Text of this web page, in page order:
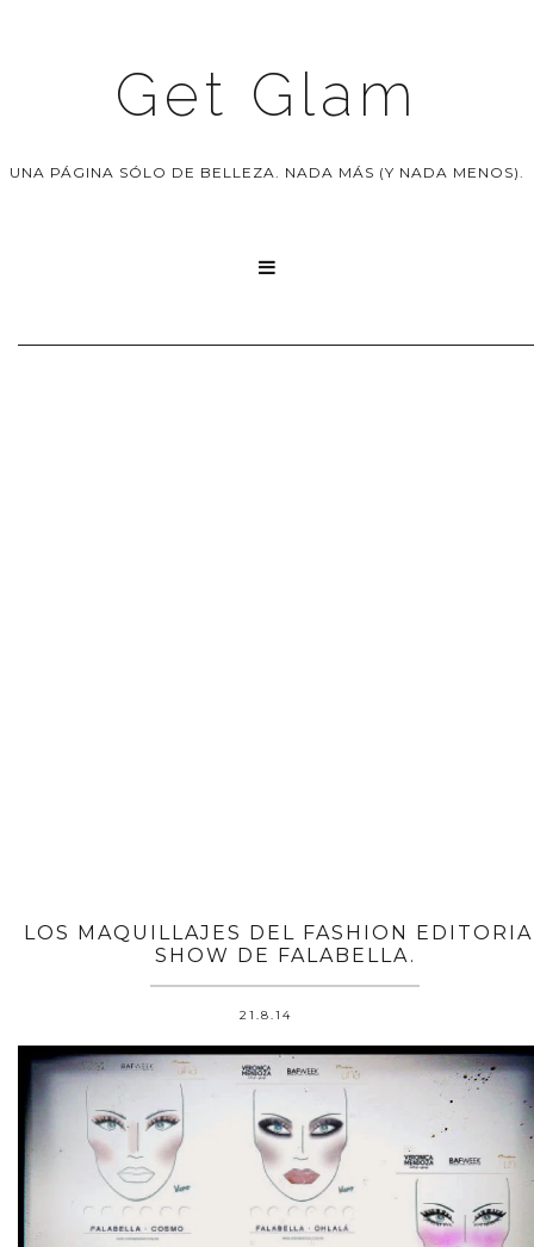
Get Glam
UNA PÁGINA SÓLO DE BELLEZA. NADA MÁS (Y NADA MENOS).

LOS MAQUILLAJES DEL FASHION
SHOW DE FALABELLA.
21.8.14